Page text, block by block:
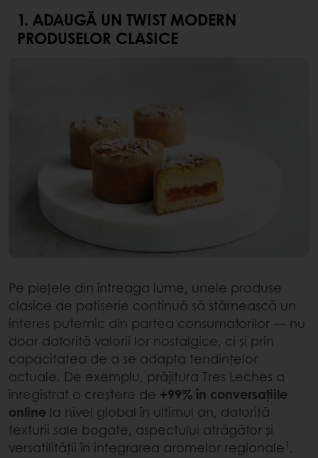
1. ADAUGĂ UN TWIST MODERN
PRODUSELOR CLASICE
Pe piețele din întreaga lume, unele produse
clasice de patiserie continuă să stârnească un
interes puternic din partea consumatorilor — nu
doar datorită valorii lor nostalgice, ci și prin
capacitatea de a se adapta tendințelor
actuale. De exemplu, prăjitura Tres Leches a
înregistrat o creștere de +99% în conversațiile
online la nivel global în ultimul an, datorită
texturii sale bogate, aspectului atrăgător și
versatilității în integrarea aromelor regionale1 .